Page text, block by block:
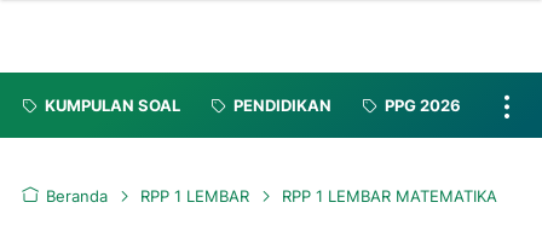
KUMPULAN SOAL PENDIDIKAN PPG 2026
Beranda RPP 1 LEMBAR RPP 1 LEMBAR MATEMATIKA